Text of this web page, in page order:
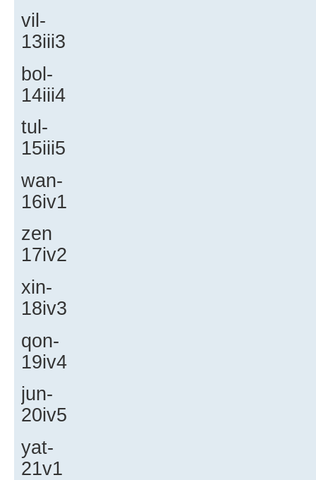
vil-
13iii3
bol-
14iii4
tul-
15iii5
wan-
16iv1
zen
17iv2
xin-
18iv3
qon-
19iv4
jun-
20iv5
yat-
21v1